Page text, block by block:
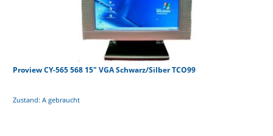
Proview CY-565 568 15" VGA Schwarz/Silber TCO99
Zustand: A gebraucht